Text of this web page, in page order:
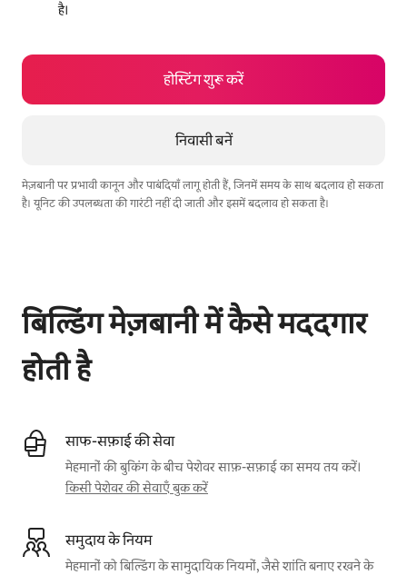
है।
होस्टिंग शुरू करें
निवासी बनें
मेज़बानी पर प्रभावी कानून और पाबंदियाँ लागू होती हैं, जिनमें समय के साथ बदलाव हो सकता
है। यूनिट की उपलब्धता की गारंटी नहीं दी जाती और इसमें बदलाव हो सकता है।
बिल्डिंग मेज़बानी में कैसे मददगार
होती है
साफ-सफ़ाई की सेवा
मेहमानों की बुकिंग के बीच पेशेवर साफ़-सफ़ाई का समय तय करें।
किसी पेशेवर की सेवाएँ बुक करें
समुदाय के नियम
मेहमानों को बिल्डिंग के सामुदायिक नियमों, जैसे शांति बनाए रखने के